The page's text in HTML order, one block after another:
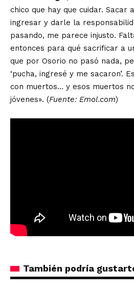
chico que hay que cuidar. Sacar
ingresar y darle la
pasando, me parece injusto.
entonces para qué sacrificar a
que por Osorio no pasó nada,
‘pucha, ingresé y me sacaron’.
con muertos… y esos muertos
jóvenes». (Fuente: Emol.com)
También podría